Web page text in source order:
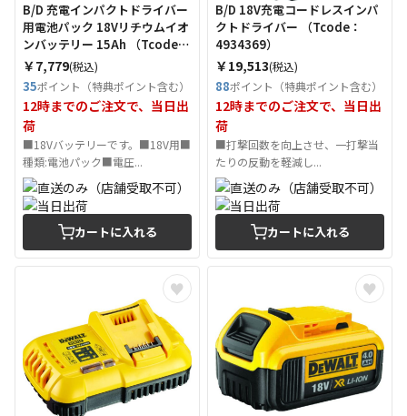
B/D 充電インパクトドライバー
用電池パック 18Vリチウムイオ
ンバッテリー 15Ah （Tcode：
4934351）
￥7,779(税込)
35ポイント（特典ポイント含む）
12時までのご注文で、当日出
荷
■18Vバッテリーです。■18V用■
種類:電池パック■電圧...
カートに入れる
B/D 18V充電コードレスインパ
クトドライバー （Tcode：
4934369）
￥19,513(税込)
88ポイント（特典ポイント含む）
12時までのご注文で、当日出
荷
■打撃回数を向上させ、一打撃当
たりの反動を軽減し...
カートに入れる